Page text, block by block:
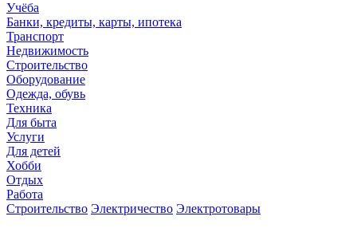
Учёба
Банки, кредиты, карты, ипотека
Транспорт
Недвижимость
Строительство
Оборудование
Одежда, обувь
Техника
Для быта
Услуги
Для детей
Хобби
Отдых
Работа
Строительство Электричество Электротовары